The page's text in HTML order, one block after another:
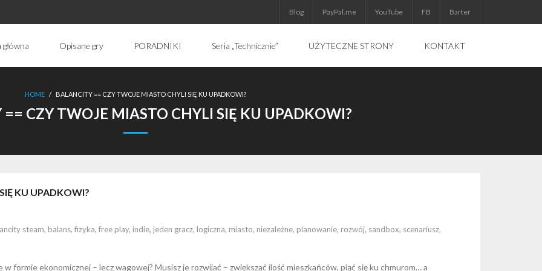
Blog PayPal.me YouTube FB Barter
Opisane gry PORADNIKI Seria „Technicznie” UŻYTECZNE STRONY KONTAKT
HOME / BALANCITY == CZY TWOJE MIASTO CHYLI SIĘ KU UPADKOWI?
CZY TWOJE MIASTO CHYLI SIĘ KU UPADKOWI?
KU UPADKOWI?
steam, balans, fizyka, free play, indie, jeden gracz, logiczna, miasto, niezależne, planowanie, rozwój, sandbox, scenariusz,
formie ekonomicznej – lecz wagowej? Musisz je rozwijać – zwiększać ilość mieszkańców, piąć się ku chmurom… a